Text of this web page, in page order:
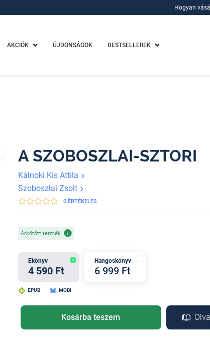
Hogyan
AKCIÓK ÚJDONSÁGOK BESTSELLEREK
A SZOBOSZLAI-SZTORI
Kálnoki Kis Attila
Szoboszlai Zsolt
0 ÉRTÉKELÉS
Árkötött termék
Ekönyv
4 590 Ft
Hangoskönyv
6 999 Ft
EPUB MOBI
Kosárba teszem